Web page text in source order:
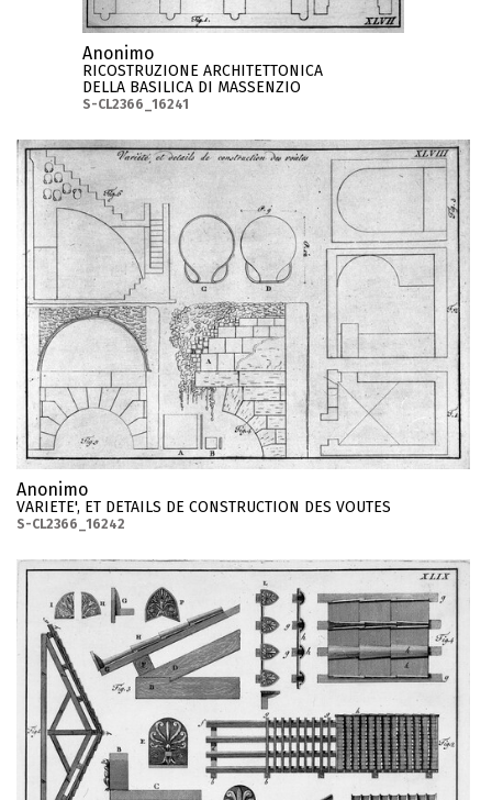
Anonimo
RICOSTRUZIONE ARCHITETTONICA
DELLA BASILICA DI MASSENZIO
S-CL2366_16241
Anonimo
VARIETE', ET DETAILS DE CONSTRUCTION DES VOUTES
S-CL2366_16242